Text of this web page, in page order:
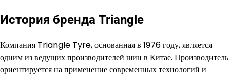
История бренда Triangle
Компания Triangle Tyre, основанная в 1976 году, является
одним из ведущих производителей шин в Китае. Производитель
ориентируется на применение современных технологий и